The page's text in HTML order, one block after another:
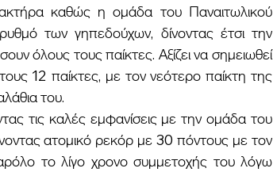
των γηπεδούχων, δίνοντας έτσι την
όλους τους παίκτες. Αξίζει να σημειωθεί
12 παίκτες, με τον νεότερο παίκτη της
του.
ατομικό ρεκόρ με 30 πόντους με τον
το λίγο χρονο συμμετοχής του λόγω